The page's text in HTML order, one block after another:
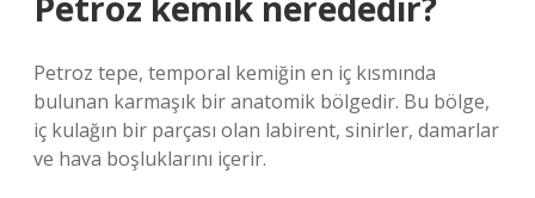
Petroz tepe, temporal kemiğin en iç kısmında
bulunan karmaşık bir anatomik bölgedir. Bu bölge,
iç kulağın bir parçası olan labirent, sinirler, damarlar
ve hava boşluklarını içerir.